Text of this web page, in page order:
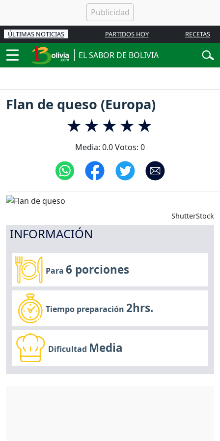
ÚLTIMAS NOTICIAS PARTIDOS HOY RECETAS
EL SABOR DE BOLIVIA
Flan de queso (Europa)
Media: 0.0Votos: 0
ShutterStock
INFORMACIÓN
Para6 porciones
Tiempo preparación 2hrs.
Dificultad Media